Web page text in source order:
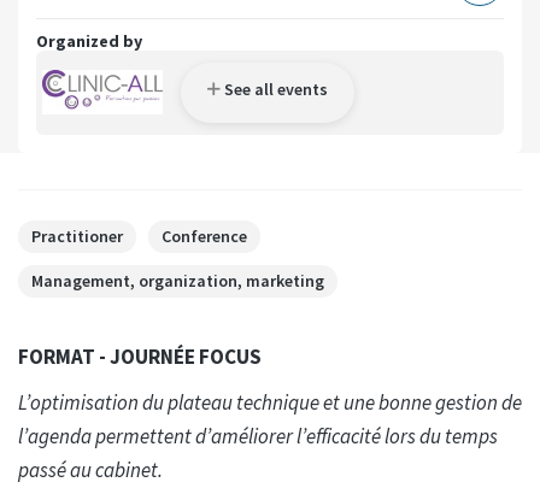
Organized by
See all events
Practitioner Conference
Management, organization, marketing
FORMAT - JOURNÉE FOCUS
L’optimisation du plateau technique et une bonne gestion de
l’agenda permettent d’améliorer l’efficacité lors du temps
passé au cabinet.